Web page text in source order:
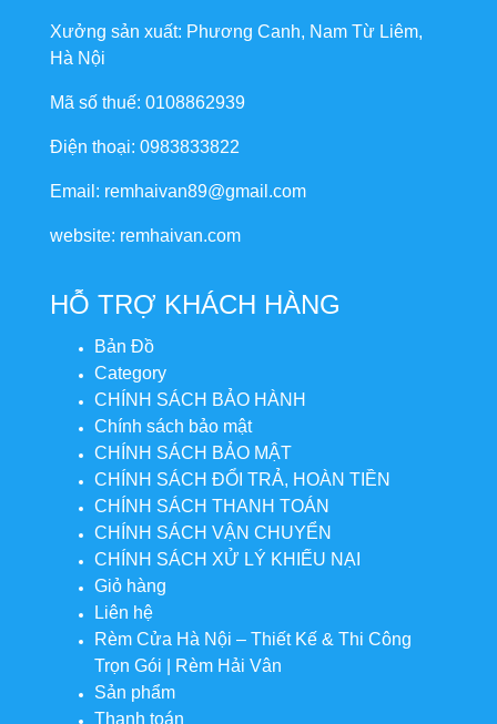
Xưởng sản xuất: Phương Canh, Nam Từ Liêm,
Hà Nội
Mã số thuế: 0108862939
Điện thoại: 0983833822
Email: remhaivan89@gmail.com
website: remhaivan.com
HỖ TRỢ KHÁCH HÀNG
Bản Đồ
Category
CHÍNH SÁCH BẢO HÀNH
Chính sách bảo mật
CHÍNH SÁCH BẢO MẬT
CHÍNH SÁCH ĐỔI TRẢ, HOÀN TIỀN
CHÍNH SÁCH THANH TOÁN
CHÍNH SÁCH VẬN CHUYỂN
CHÍNH SÁCH XỬ LÝ KHIẾU NẠI
Giỏ hàng
Liên hệ
Rèm Cửa Hà Nội – Thiết Kế & Thi Công
Trọn Gói | Rèm Hải Vân
Sản phẩm
Thanh toán